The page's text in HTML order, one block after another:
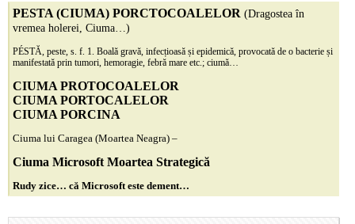
PESTA (CIUMA) PORCTOCOALELOR (Dragostea în
vremea holerei, Ciuma…)
PÉSTĂ, peste, s. f. 1. Boală gravă, infecțioasă și epidemică, provocată de o bacterie și
manifestată prin tumori, hemoragie, febră mare etc.; ciumă…
CIUMA PROTOCOALELOR
CIUMA PORTOCALELOR
CIUMA PORCINA
Ciuma lui Caragea (Moartea Neagra) –
Ciuma Microsoft Moartea Strategică
Rudy zice… că Microsoft este dement…